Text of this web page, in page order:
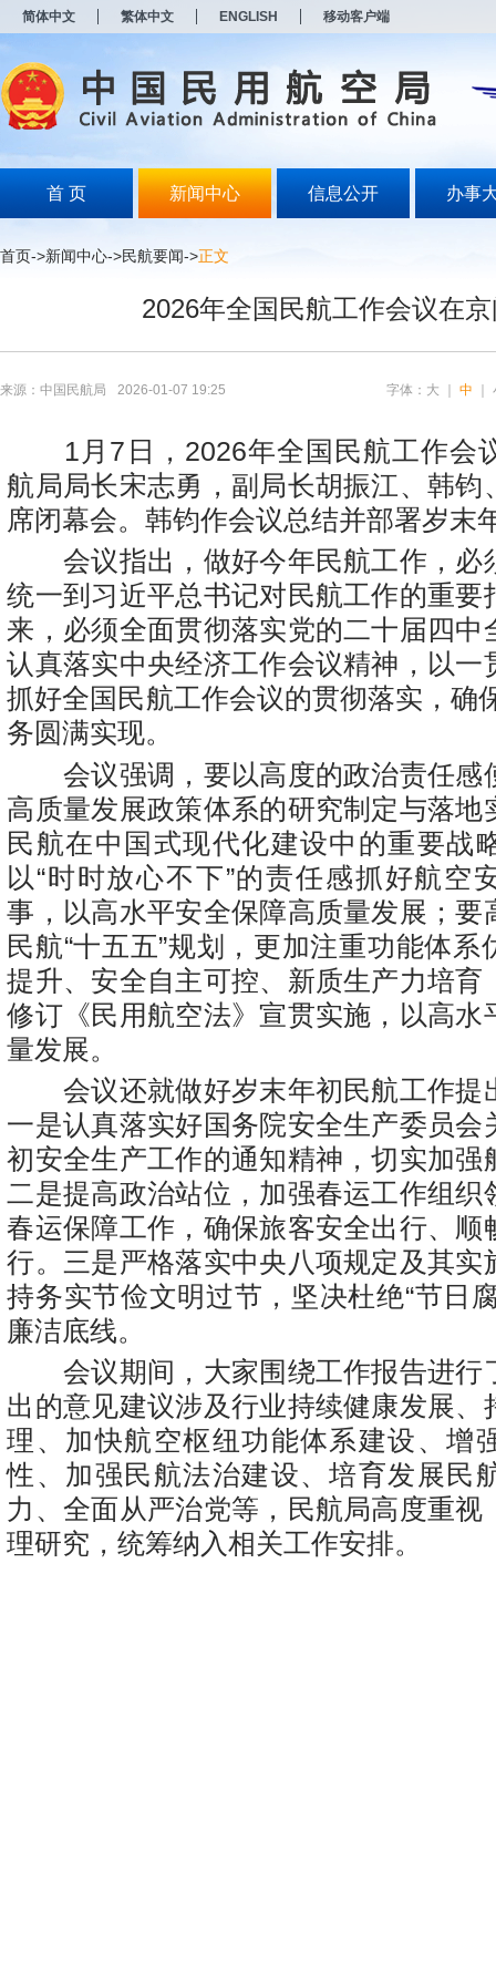
简体中文 繁体中文 ENGLISH 移动客户端
首 页 新闻中心 信息公开 办事
首页->新闻中心->民航要闻->正文
2026年全国民航工作会议在
来源：中国民航局 2026-01-07 19:25 字体： 大 中
1月7日，2026年全国民航工作会
航局局长宋志勇，副局长胡振江、韩钧
席闭幕会。韩钧作会议总结并部署岁末
会议指出，做好今年民航工作，必
统一到习近平总书记对民航工作的重要
来，必须全面贯彻落实党的二十届四中
认真落实中央经济工作会议精神，以一
抓好全国民航工作会议的贯彻落实，确
务圆满实现。
会议强调，要以高度的政治责任感
高质量发展政策体系的研究制定与落地
民航在中国式现代化建设中的重要战
以“时时放心不下”的责任感抓好航空
事，以高水平安全保障高质量发展；要
民航“十五五”规划，更加注重功能体系
提升、安全自主可控、新质生产力培育
修订《民用航空法》宣贯实施，以高水
量发展。
会议还就做好岁末年初民航工作提
一是认真落实好国务院安全生产委员会
初安全生产工作的通知精神，切实加强
二是提高政治站位，加强春运工作组织
春运保障工作，确保旅客安全出行、顺
行。三是严格落实中央八项规定及其实
持务实节俭文明过节，坚决杜绝“节日
廉洁底线。
会议期间，大家围绕工作报告进行
出的意见建议涉及行业持续健康发展、
理、加快航空枢纽功能体系建设、增
性、加强民航法治建设、培育发展民
力、全面从严治党等，民航局高度重视
理研究，统筹纳入相关工作安排。
打
开
无
障
说
按
Alt
开